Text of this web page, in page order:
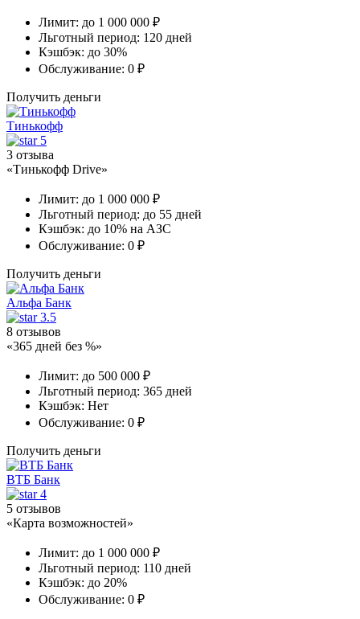
Лимит: до 1 000 000 ₽
Льготный период: 120 дней
Кэшбэк: до 30%
Обслуживание: 0 ₽
Получить деньги
Тинькофф
5
3 отзыва
«Тинькофф Drive»
Лимит: до 1 000 000 ₽
Льготный период: до 55 дней
Кэшбэк: до 10% на АЗС
Обслуживание: 0 ₽
Получить деньги
Альфа Банк
3.5
8 отзывов
«365 дней без %»
Лимит: до 500 000 ₽
Льготный период: 365 дней
Кэшбэк: Нет
Обслуживание: 0 ₽
Получить деньги
ВТБ Банк
4
5 отзывов
«Карта возможностей»
Лимит: до 1 000 000 ₽
Льготный период: 110 дней
Кэшбэк: до 20%
Обслуживание: 0 ₽